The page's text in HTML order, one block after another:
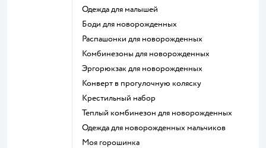
Одежда для малышей
Боди для новорожденных
Распашонки для новорожденных
Комбинезоны для новорожденных
Эргорюкзак для новорожденных
Конверт в прогулочную коляску
Крестильный набор
Теплый комбинезон для новорожденных
Одежда для новорожденных мальчиков
Моя горошинка